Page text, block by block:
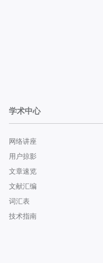
学术中心
网络讲座
用户掠影
文章速览
文献汇编
词汇表
技术指南